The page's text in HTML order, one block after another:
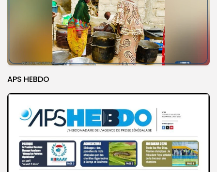
APS HEBDO